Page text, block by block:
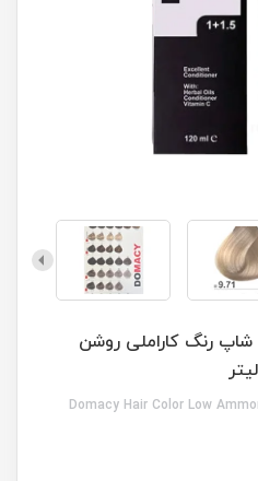
رنگ کاراملی روشن
Domacy Hair Color Low